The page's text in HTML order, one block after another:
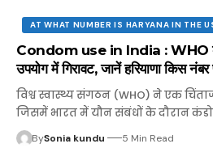
AT WHAT NUMBER IS HARYANA IN THE
Condom use in India : WHO की
उपयोग में गिरावट, जानें हरियाणा किस नंबर
विश्व स्वास्थ्य संगठन (WHO) ने एक
जिसमें भारत में यौन संबंधों के दौरान
BySonia kundu 5 Min Read